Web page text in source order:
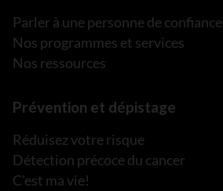
Parler à une personne de confiance
Nos programmes et services
Nos ressources
Prévention et dépistage
Réduisez votre risque
Détection précoce du cancer
C’est ma vie!